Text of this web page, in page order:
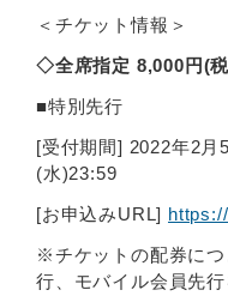
＜チケット情報＞
◇全席指定 8,000円(
■特別先行
[受付期間] 2022年2月
(水)23:59
[お申込みURL]
※チケットの配券に
行、モバイル会員先